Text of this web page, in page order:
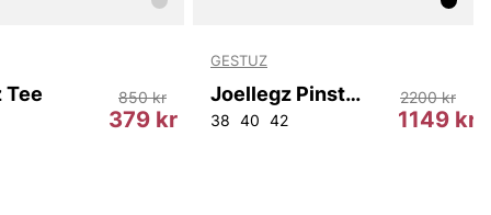
Tee
379 kr
850 kr
GESTUZ
Joellegz Pinstripe Blazer 2.0 Noos
38 40 42 1149 kr
2200 kr